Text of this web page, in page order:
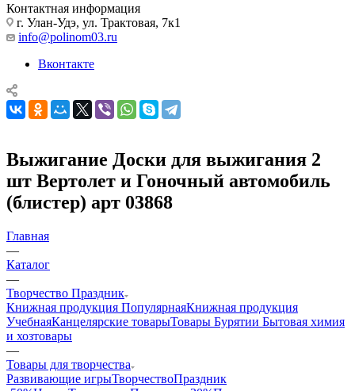
Контактная информация
г. Улан-Удэ, ул. Трактовая, 7к1
info@polinom03.ru
Вконтакте
Выжигание Доски для выжигания 2
шт Вертолет и Гоночный автомобиль
(блистер) арт 03868
Главная
—
Каталог
—
Творчество Праздник
Книжная продукция ПопулярнаяКнижная продукция
УчебнаяКанцелярские товарыТовары Бурятии Бытовая химия
и хозтовары
—
Товары для творчества
Развивающие игрыТворчествоПраздник